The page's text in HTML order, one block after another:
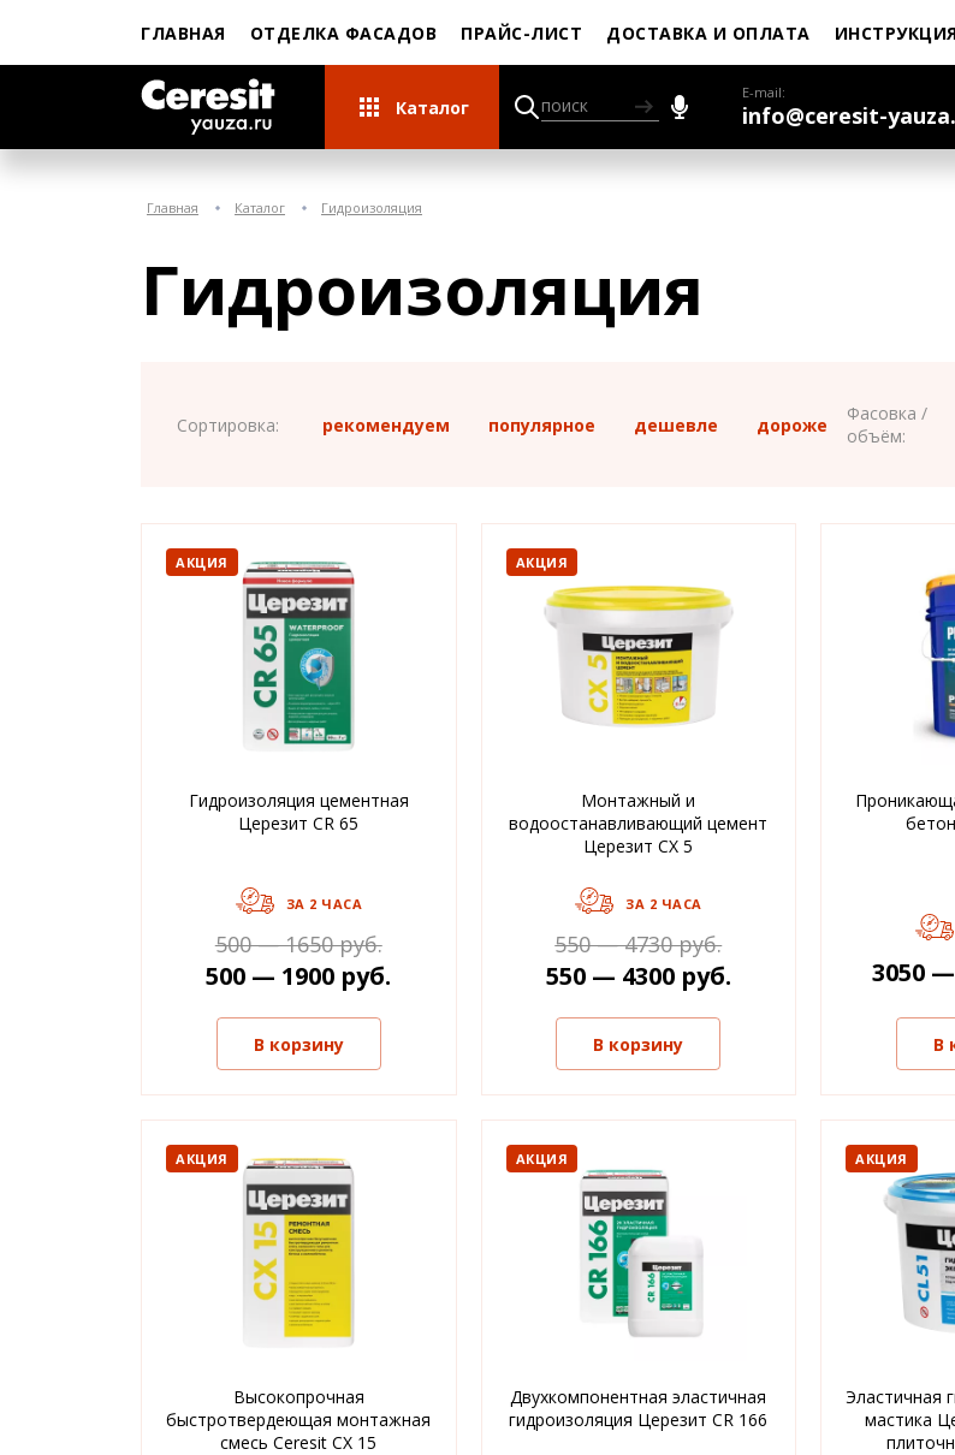
ГЛАВНАЯ ОТДЕЛКА ФАСАДОВ ПРАЙС-ЛИСТ ДОСТАВКА И ОПЛАТА ИНСТРУКЦИЯ
Каталог
E-mail:
info@ceresit-
Главная Каталог Гидроизоляция
Гидроизоляция
Сортировка: рекомендуем популярное дешевле дороже
Фасовка /
объём:
АКЦИЯ
Гидроизоляция цементная
Церезит CR 65
ЗА 2 ЧАСА
500 — 1650 руб.
500 — 1900 руб.
В корзину
АКЦИЯ
Монтажный и
водоостанавливающий цемент
Церезит CX 5
ЗА 2 ЧАСА
550 — 4730 руб.
550 — 4300 руб.
В корзину
3050
В
АКЦИЯ
Высокопрочная
быстротвердеющая монтажная
смесь Ceresit CX 15
АКЦИЯ
Двухкомпонентная эластичная
гидроизоляция Церезит CR 166
АКЦИЯ
Эластичная
мастика